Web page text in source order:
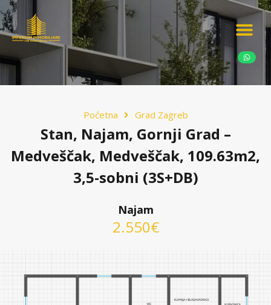
Poćetna Grad Zagreb
Stan, Najam, Gornji Grad –
Medveščak, Medveščak, 109.63m2,
3,5-sobni (3S+DB)
Najam
2.550€